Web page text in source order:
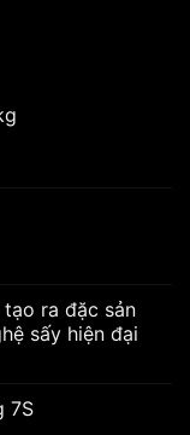
ra đặc sản
sấy hiện đại
7S